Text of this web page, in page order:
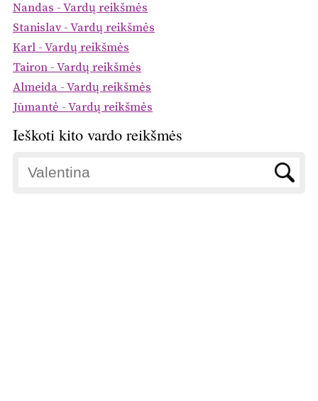
Nandas - Vardų reikšmės
Stanislav - Vardų reikšmės
Karl - Vardų reikšmės
Tairon - Vardų reikšmės
Almeida - Vardų reikšmės
Jūmantė - Vardų reikšmės
Ieškoti kito vardo reikšmės